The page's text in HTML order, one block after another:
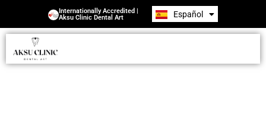
Internationally Accredited |
Aksu Clinic Dental Art
Español
Română